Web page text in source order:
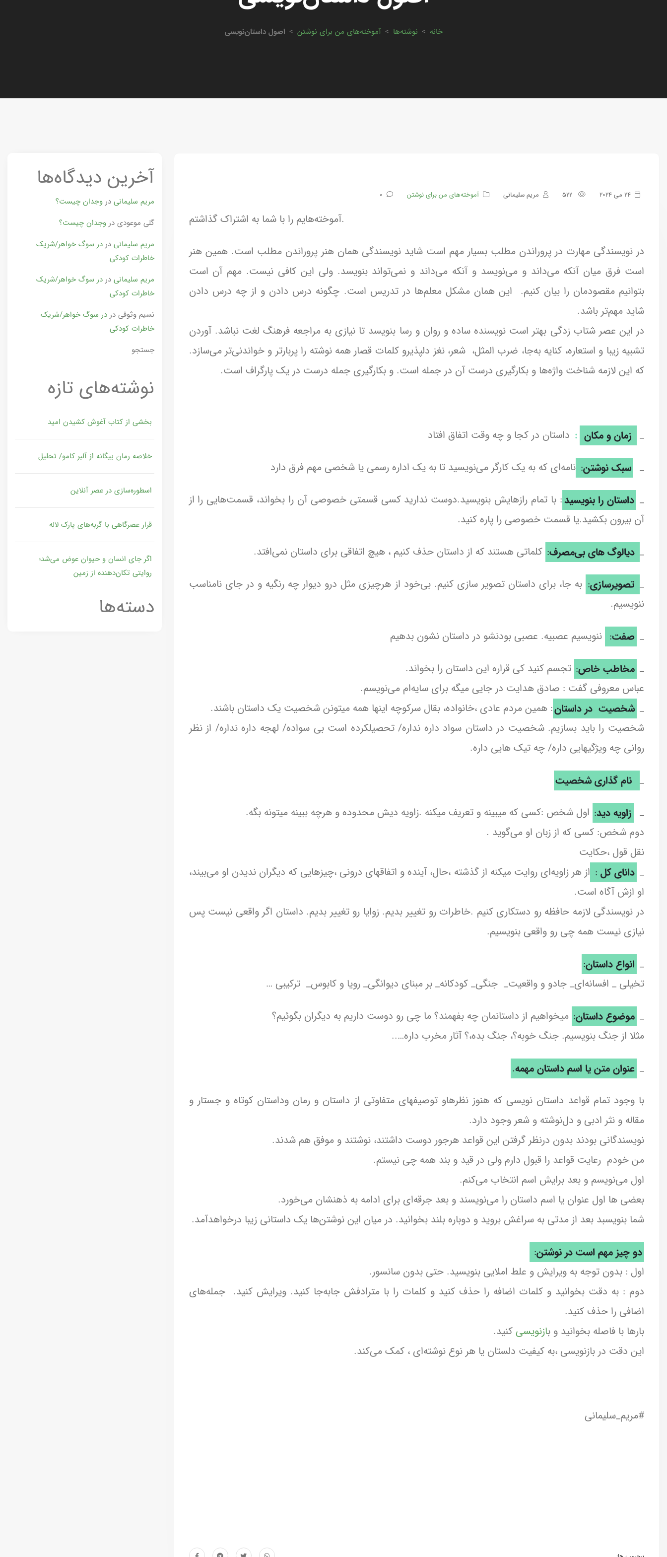
خانه > نوشته‌ها > آموخته‌های من برای نوشتن > اصول داستان‌‌نویسی
24 می 2024 مریم سلیمانی آموخته‌های من برای نوشتن 0
آموخته‌هایم را با شما به اشتراک گذاشتم.
در نویسندگی مهارت در پروراندن مطلب بسیار مهم است شاید نویسندگی همان هنر پروراندن مطلب است. همین هنر
است فرق میان آنکه می‌داند و می‌نویسد و آنکه می‌داند و نمی‌تواند بنویسد. ولی این کافی نیست. مهم آن است
بتوانیم مقصودمان را بیان کنیم. این همان مشکل معلم‌ها در تدریس است. چگونه درس دادن و از چه درس دادن
شاید مهم‌تر باشد.
در این عصر شتاب زدگی بهتر است نویسنده ساده و روان و رسا بنویسد تا نیازی به مراجعه فرهنگ لغت نباشد. آوردن
تشبیه زیبا و استعاره، کنایه به‌جا، ضرب المثل، شعر، نغز دلپذیرو کلمات قصار همه نوشته را پربارتر و خواندنی‌تر می‌سازد.
که این لازمه شناخت واژه‌ها و بکارگیری درست آن در جمله است. و بکارگیری جمله درست در یک پارگراف است.
_ زمان و مکان : داستان در کجا و چه وقت اتفاق افتاد
_ سبک نوشتن: نامه‌ای که به یک کارگر می‌نویسید تا به یک اداره رسمی یا شخصی مهم فرق دارد
_ داستان را بنویسید: با تمام رازهایش بنویسید.دوست ندارید کسی قسمتی خصوصی آن را بخواند، قسمت‌هایی را از
آن بیرون بکشید.یا قسمت خصوصی را پاره کنید.
_ دیالوگ های بی‌مصرف: کلماتی هستند که از داستان حذف کنیم ، هیچ اتفاقی برای داستان نمی‌افتد.
_ تصویرسازی: به جا، برای داستان تصویر سازی کنیم. بی‌خود از هرچیزی مثل درو دیوار چه رنگیه و در جای نامناسب
ننویسیم.
_ صفت: ننویسیم عصبیه. عصبی بودنشو در داستان نشون بدهیم
_ مخاطب خاص: تجسم کنید کی قراره این داستان را بخواند.
عباس معروفی گفت : صادق هدایت در جایی میگه برای سایه‌ام می‌نویسم.
_ شخصیت در داستان: همین مردم عادی ،خانواده، بقال سرکوچه اینها همه میتونن شخصیت یک داستان باشند.
شخصیت را باید بسازیم. شخصیت در داستان سواد داره نداره/ تحصیلکرده است بی سواده/ لهجه داره نداره/ از نظر
روانی چه ویژگیهایی داره/ چه تیک هایی داره.
_ نام گذاری شخصیت
_ زاویه دید: اول شخص :کسی که میبینه و تعریف میکنه .زاویه دیش محدوده و هرچه ببینه میتونه بگه.
دوم شخص: کسی که از زبان او می‌گوید .
نقل قول ،حکایت
_ دانای کل : از هر زاویه‌ای روایت میکنه از گذشته ،حال، آینده و اتفاقهای درونی ،چیزهایی که دیگران ندیدن او می‌بیند،
او ازش آگاه است.
در نویسندگی لازمه حافظه رو دستکاری کنیم .خاطرات رو تغییر بدیم. زوایا رو تغییر بدیم. داستان اگر واقعی نیست پس
نیازی نیست همه چی رو واقعی بنویسیم.
_ انواع داستان:
تخیلی _ افسانه‌ای_ جادو و واقعیت_ جنگی_ کودکانه_ بر مبنای دیوانگی_ رویا و کابوس_ ترکیبی …
_ موضوع داستان: میخواهیم از داستانمان چه بفهمند؟ ما چی رو دوست داریم به دیگران بگوئیم؟
مثلا از جنگ بنویسیم. جنگ خوبه؟، جنگ بده،؟ آثار مخرب داره…..
_ عنوان متن یا اسم داستان مهمه.
با وجود تمام قواعد داستان نویسی که هنوز نظرهاو توصیفهای متفاوتی از داستان و رمان وداستان کوتاه و جستار و
مقاله و نثر ادبی و دل‌نوشته و شعر وجود دارد.
نویسندگانی بودند بدون درنظر گرفتن این قواعد هرجور دوست داشتند، نوشتند و موفق هم شدند.
من خودم رعایت قواعد را قبول دارم ولی در قید و بند همه چی نیستم.
اول می‌نویسم و بعد برایش اسم انتخاب می‌کنم.
بعضی ها اول عنوان یا اسم داستان را می‌نویسند و بعد جرقه‌ای برای ادامه به ذهنشان می‌خورد.
شما بنویسبد بعد از مدتی به سراغش بروید و دوباره بلند بخوانید. در میان این نوشتن‌ها یک داستانی زیبا درخواهدآمد.
دو چیز مهم است در نوشتن:
اول : بدون توجه به ویرایش و علط املایی بنویسید. حتی بدون سانسور.
دوم : به دقت بخوانید و کلمات اضافه را حذف کنید و کلمات را با مترادفش جابه‌جا کنید. ویرایش کنید. جمله‌های
اضافی را حذف کنید.
بارها با فاصله بخوانید و بازنویسی کنید.
این دقت در بازنویسی ،به کیفیت دلستان یا هر نوع نوشته‌ای ، کمک می‌کند.
#مریم_سلیمانی
آخرین دیدگاه‌ها
مریم سلیمانی دروجدان چیست؟
گلی موعودی دروجدان چیست؟
مریم سلیمانی دردر سوگ خواهر/شریک
خاطرات کودکی
مریم سلیمانی دردر سوگ خواهر/شریک
خاطرات کودکی
نسیم وثوقی دردر سوگ خواهر/شریک
خاطرات کودکی
جستجو
نوشته‌های تازه
بخشی از کتاب آغوش کشیدن امید
خلاصه رمان بیگانه از آلبر کامو/ تحلیل
اسطوره‌سازی در عصر آنلاین
قرار عصرگاهی با گربه‌های پارک لاله
اگر جای انسان و حیوان عوض می‌شد؛
روایتی تکان‌دهنده از زمین
دسته‌ها